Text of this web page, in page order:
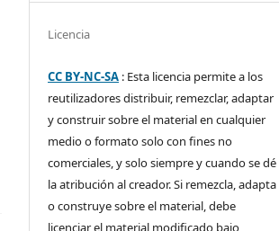
Licencia
CC BY-NC-SA : Esta licencia permite a los
reutilizadores distribuir, remezclar, adaptar
y construir sobre el material en cualquier
medio o formato solo con fines no
comerciales, y solo siempre y cuando se dé
la atribución al creador. Si remezcla, adapta
o construye sobre el material, debe
licenciar el material modificado bajo